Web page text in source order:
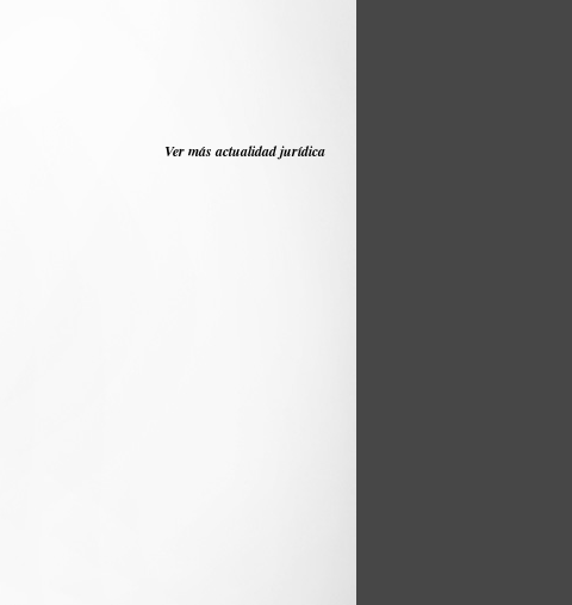
Ver más actualidad jurídica